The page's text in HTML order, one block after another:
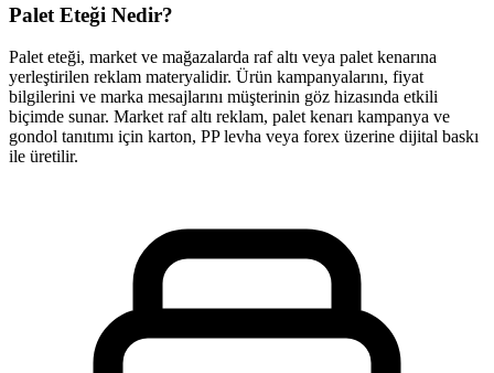
Palet Eteği Nedir?
Palet eteği, market ve mağazalarda raf altı veya palet kenarına
yerleştirilen reklam materyalidir. Ürün kampanyalarını, fiyat
bilgilerini ve marka mesajlarını müşterinin göz hizasında etkili
biçimde sunar. Market raf altı reklam, palet kenarı kampanya ve
gondol tanıtımı için karton, PP levha veya forex üzerine dijital baskı
ile üretilir.